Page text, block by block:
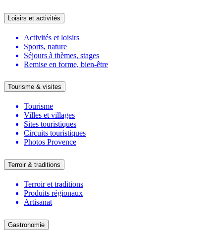
Loisirs et activités
Activités et loisirs
Sports, nature
Séjours à thèmes, stages
Remise en forme, bien-être
Tourisme & visites
Tourisme
Villes et villages
Sites touristiques
Circuits touristiques
Photos Provence
Terroir & traditions
Terroir et traditions
Produits régionaux
Artisanat
Gastronomie